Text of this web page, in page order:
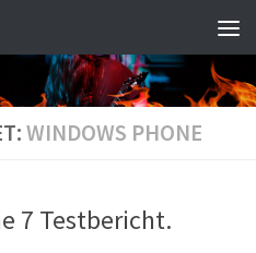
WINDOWS PHONE
7 Testbericht.